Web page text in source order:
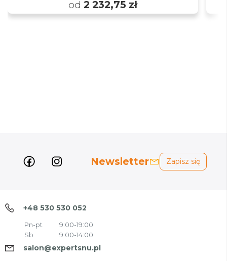
od 2 232,75 zł
Newsletter Zapisz się
+48 530 530 052
Pn-pt
9:00-19:00
Sb
9:00-14:00
salon@expertsnu.pl